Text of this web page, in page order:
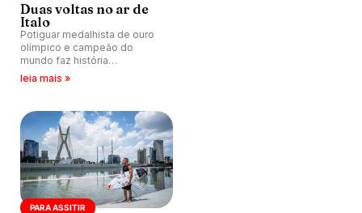
Duas voltas no ar de
Italo
Potiguar medalhista de ouro
olímpico e campeão do
mundo faz história
completando dois aéreos 720
leia mais »
PARA ASSITIR